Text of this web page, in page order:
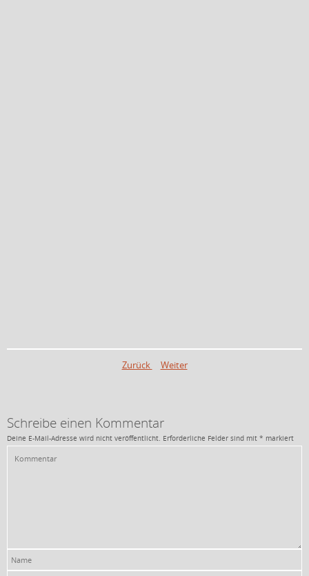
Zurück Weiter
Schreibe einen Kommentar
Deine E-Mail-Adresse wird nicht veröffentlicht. Erforderliche Felder sind mit * markiert